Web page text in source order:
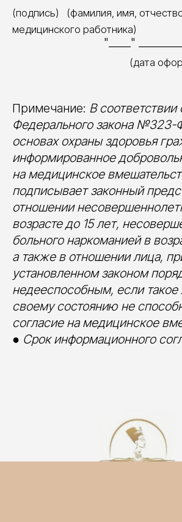
(подпись) (фамилия, имя,
медицинского работника)
"____" ___________
(дата
Примечание: В соответствии
Федерального закона
основах охраны здоровья
информированное
на медицинское
подписывает законный
отношении
возрасте до 15 лет,
больного наркоманией в
а также в отношении лица,
установленном законом
недееспособным, если такое
своему состоянию не
согласие на медицинское
● Срок информационного